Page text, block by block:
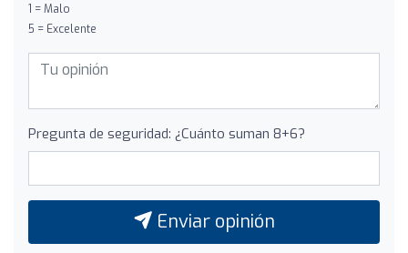
1 = Malo
5 = Excelente
Pregunta de seguridad: ¿Cuánto suman 8+6?
Enviar opinión